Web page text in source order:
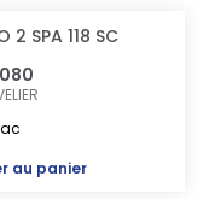
2 SPA 118 SC
au panier